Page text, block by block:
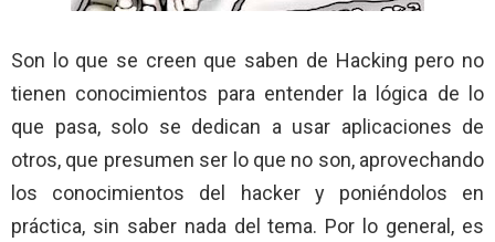
Son lo que se creen que saben de Hacking pero no
tienen conocimientos para entender la lógica de lo
que pasa, solo se dedican a usar aplicaciones de
otros, que presumen ser lo que no son, aprovechando
los conocimientos del hacker y poniéndolos en
práctica, sin saber nada del tema. Por lo general, es